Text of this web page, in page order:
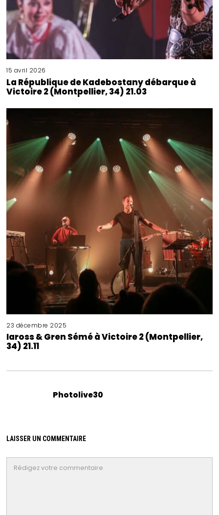
15 avril 2026
La République de Kadebostany débarque à
Victoire 2 (Montpellier, 34) 21.03
23 décembre 2025
Iaross & Gren Sémé à Victoire 2 (Montpellier,
34) 21.11
Photolive30
LAISSER UN COMMENTAIRE